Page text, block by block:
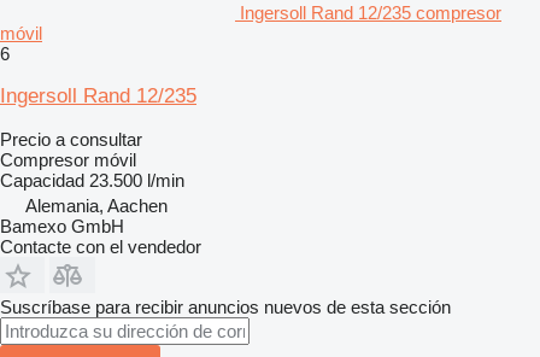
Ingersoll Rand 12/235 compresor
móvil
6
Ingersoll Rand 12/235
Precio a consultar
Compresor móvil
Capacidad 23.500 l/min
Alemania, Aachen
Bamexo GmbH
Contacte con el vendedor
Suscríbase para recibir anuncios nuevos de esta sección